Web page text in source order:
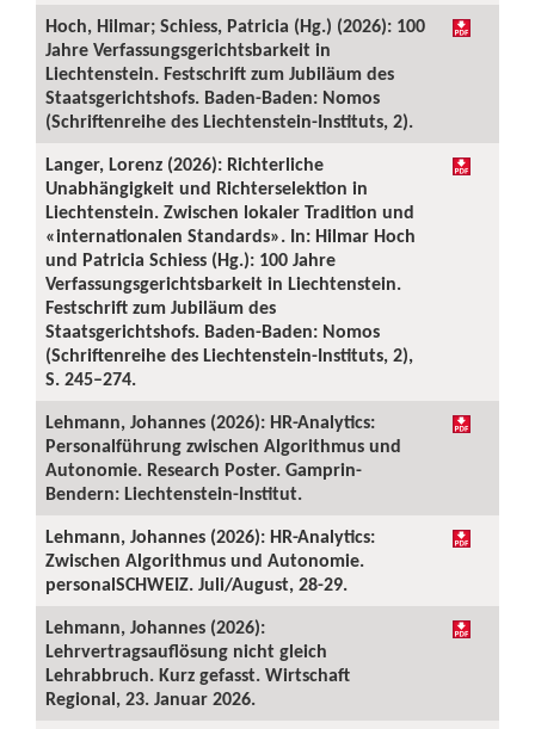
Hoch, Hilmar; Schiess, Patricia (Hg.) (2026): 100
Jahre Verfassungsgerichtsbarkeit in
Liechtenstein. Festschrift zum Jubiläum des
Staatsgerichtshofs. Baden-Baden: Nomos
(Schriftenreihe des Liechtenstein-Instituts, 2).
Langer, Lorenz (2026): Richterliche
Unabhängigkeit und Richterselektion in
Liechtenstein. Zwischen lokaler Tradition und
«internationalen Standards». In: Hilmar Hoch
und Patricia Schiess (Hg.): 100 Jahre
Verfassungsgerichtsbarkeit in Liechtenstein.
Festschrift zum Jubiläum des
Staatsgerichtshofs. Baden-Baden: Nomos
(Schriftenreihe des Liechtenstein-Instituts, 2),
S. 245–274.
Lehmann, Johannes (2026): HR-Analytics:
Personalführung zwischen Algorithmus und
Autonomie. Research Poster. Gamprin-
Bendern: Liechtenstein-Institut.
Lehmann, Johannes (2026): HR-Analytics:
Zwischen Algorithmus und Autonomie.
personalSCHWEIZ. Juli/August, 28-29.
Lehmann, Johannes (2026):
Lehrvertragsauflösung nicht gleich
Lehrabbruch. Kurz gefasst. Wirtschaft
Regional, 23. Januar 2026.